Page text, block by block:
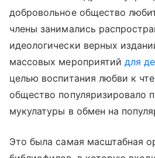
добровольное общество
члены занимались
идеологически верных
массовых мероприятийдля
целью воспитания любви к
общество популяризировало
мукулатуры в обмен на
Это была самая масштабная